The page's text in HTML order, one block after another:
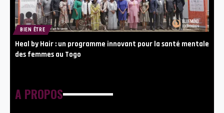
BIEN ÊTRE
Heal by Hair : un programme innovant pour la santé mentale
des femmes au Togo
A PROPOS